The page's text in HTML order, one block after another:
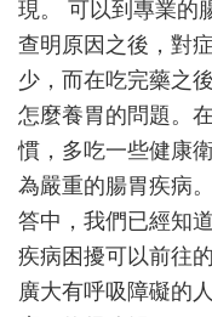
現。 可以到專業的
查明原因之後，對
少，而在吃完藥之
怎麼養胃的問題。
慣，多吃一些健康
為嚴重的腸胃疾病
答中，我們已經知
疾病困擾可以前往
廣大有呼吸障礙的